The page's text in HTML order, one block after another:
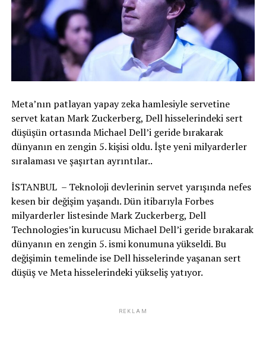
Meta’nın patlayan yapay zeka hamlesiyle servetine
servet katan Mark Zuckerberg, Dell hisselerindeki sert
düşüşün ortasında Michael Dell’i geride bırakarak
dünyanın en zengin 5. kişisi oldu. İşte yeni milyarderler
sıralaması ve şaşırtan ayrıntılar..
İSTANBUL – Teknoloji devlerinin servet yarışında nefes
kesen bir değişim yaşandı. Dün itibarıyla Forbes
milyarderler listesinde Mark Zuckerberg, Dell
Technologies’in kurucusu Michael Dell’i geride bırakarak
dünyanın en zengin 5. ismi konumuna yükseldi. Bu
değişimin temelinde ise Dell hisselerinde yaşanan sert
düşüş ve Meta hisselerindeki yükseliş yatıyor.
REKLAM